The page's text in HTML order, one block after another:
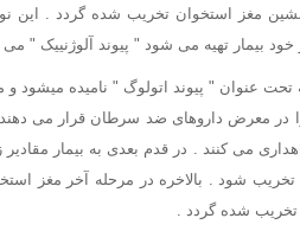
مغز استخوان تخریب شده گردد . این
بیمار تهیه می شود " پیوند آلوژنییک " می
تحت عنوان " پیوند اتولوگ " نامیده
در معرض داروهای ضد سرطان قرار می
می کنند . در قدم بعدی به بیمار مقادیر
شود . بالاخره در مرحله آخر مغز
تخریب شده گردد .